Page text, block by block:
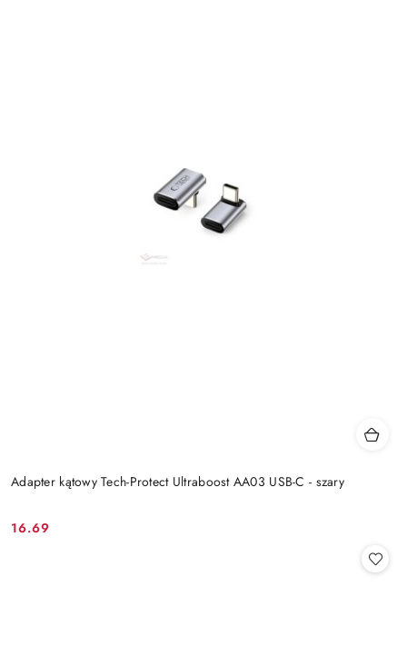
Adapter kątowy Tech-Protect Ultraboost AA03 USB-C - szary
Cena:
16.69